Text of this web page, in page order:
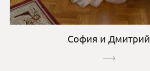
София и Дмитрий